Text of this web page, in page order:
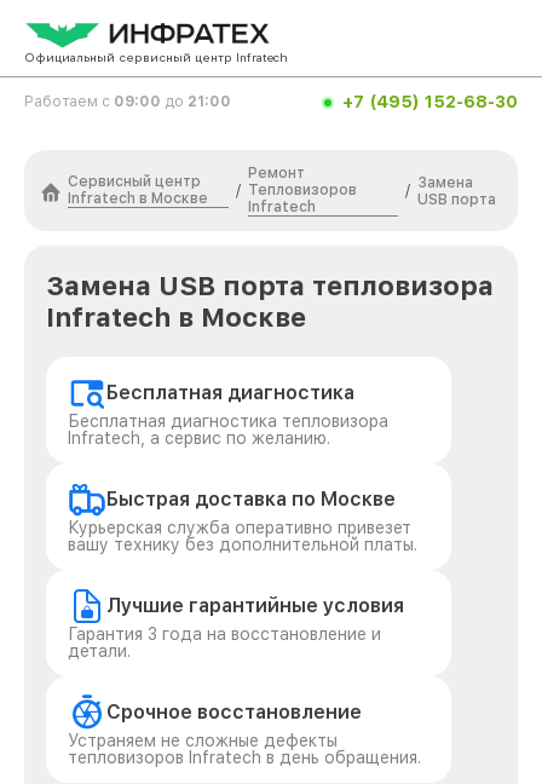
Официальный сервисный центр Infratech
Работаем с 09:00 до 21:00 +7 (495) 152-68-30
Сервисный центр
Infratech в Москве
/
Ремонт
Тепловизоров
Infratech
/ Замена
USB порта
Замена USB порта тепловизора
Infratech в Москве
Бесплатная диагностика
Бесплатная диагностика тепловизора
Infratech, а сервис по желанию.
Быстрая доставка по Москве
Курьерская служба оперативно привезет
вашу технику без дополнительной платы.
Лучшие гарантийные условия
Гарантия 3 года на восстановление и
детали.
Срочное восстановление
Устраняем не сложные дефекты
тепловизоров Infratech в день обращения.